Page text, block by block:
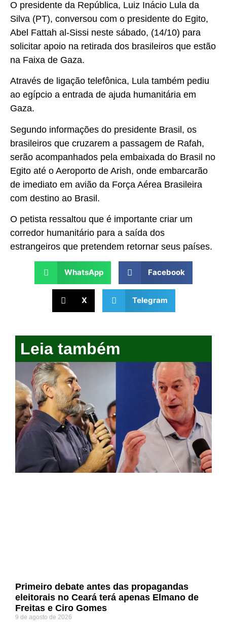
O presidente da República, Luiz Inácio Lula da
Silva (PT), conversou com o presidente do Egito,
Abel Fattah al-Sissi neste sábado, (14/10) para
solicitar apoio na retirada dos brasileiros que estão
na Faixa de Gaza.
Através de ligação telefônica, Lula também pediu
ao egípcio a entrada de ajuda humanitária em
Gaza.
Segundo informações do presidente Brasil, os
brasileiros que cruzarem a passagem de Rafah,
serão acompanhados pela embaixada do Brasil no
Egito até o Aeroporto de Arish, onde embarcarão
de imediato em avião da Força Aérea Brasileira
com destino ao Brasil.
O petista ressaltou que é importante criar um
corredor humanitário para a saída dos
estrangeiros que pretendem retornar seus países.
WhatsApp Facebook
X Telegram
Leia também
Primeiro debate antes das propagandas
eleitorais no Ceará terá apenas Elmano de
Freitas e Ciro Gomes
9 de agosto de 2026